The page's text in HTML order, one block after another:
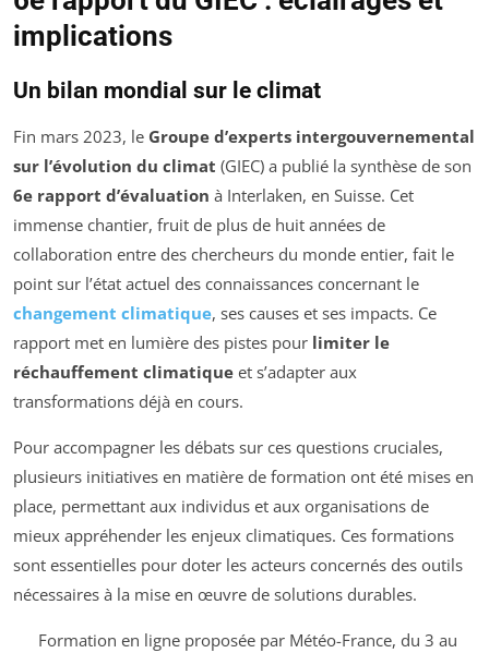
implications
Un bilan mondial sur le climat
Fin mars 2023, le Groupe d’experts intergouvernemental
sur l’évolution du climat (GIEC) a publié la synthèse de son
6e rapport d’évaluation à Interlaken, en Suisse. Cet
immense chantier, fruit de plus de huit années de
collaboration entre des chercheurs du monde entier, fait le
point sur l’état actuel des connaissances concernant le
changement climatique, ses causes et ses impacts. Ce
rapport met en lumière des pistes pour limiter le
réchauffement climatique et s’adapter aux
transformations déjà en cours.
Pour accompagner les débats sur ces questions cruciales,
plusieurs initiatives en matière de formation ont été mises en
place, permettant aux individus et aux organisations de
mieux appréhender les enjeux climatiques. Ces formations
sont essentielles pour doter les acteurs concernés des outils
nécessaires à la mise en œuvre de solutions durables.
Formation en ligne proposée par Météo-France, du 3 au